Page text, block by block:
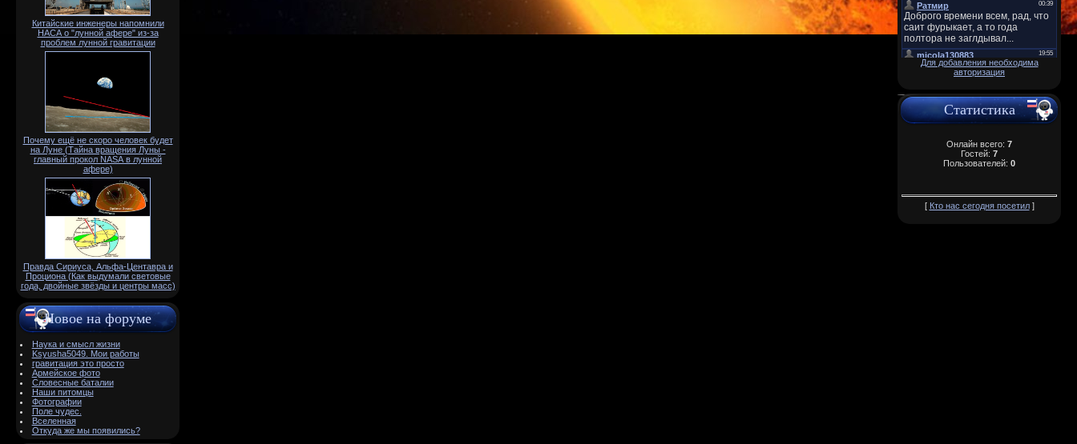
Китайские инженеры напомнили
НАСА о "лунной афере" из-за
проблем лунной гравитации
Почему ещё не скоро человек будет
на Луне (Тайна вращения Луны -
главный прокол NАSА в лунной
афере)
Правда Сириуса, Альфа-Центавра и
Проциона (Как выдумали световые
года, двойные звёзды и центры масс)
Новое на форуме
Наука и смысл жизни
Ksyusha5049. Мои работы
гравитация это просто
Армейское фото
Словесные баталии
Наши питомцы
Фотографии
Поле чудес.
Вселенная
Откуда же мы появились?
Для добавления необходима
авторизация
Статистика
Онлайн всего: 7
Гостей: 7
Пользователей: 0
[ Кто нас сегодня посетил]